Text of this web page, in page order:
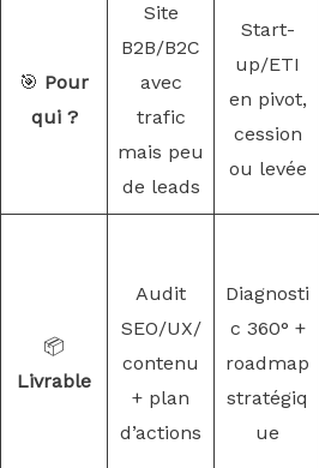
🎯 Pour
qui ?
Site
B2B/B2C
avec
trafic
mais peu
de leads
Start-
up/ETI
en pivot,
cession
ou levée
📦
Livrable
Audit
SEO/UX/
contenu
+ plan
d’actions
Diagnosti
c 360° +
roadmap
stratégiq
ue